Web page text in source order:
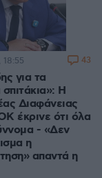
για τα
Η
Διαφάνειας
έκρινε ότι όλα
- «Δεν
η
απαντά η
43